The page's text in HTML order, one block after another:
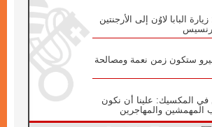
البابا لاوُن إلى الأرجنتين
ستكون زمن نعمة ومصالحة
في المكسيك: علينا أن نكون
المهمشين والمهاجرين